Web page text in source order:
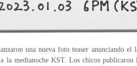
una nueva foto teaser anunciando el
la medianoche KST. Los chicos